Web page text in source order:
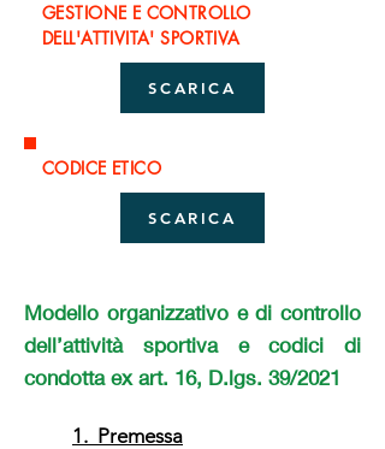
GESTIONE E CONTROLLO
DELL'ATTIVITA' SPORTIVA
SCARICA
CODICE ETICO
SCARICA
Modello organizzativo e di controllo
dell’attività sportiva e codici di
condotta ex art. 16, D.lgs. 39/2021
1. Premessa